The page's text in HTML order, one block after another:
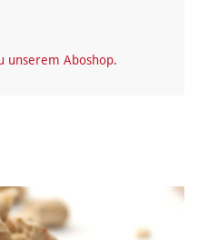
unserem Aboshop.